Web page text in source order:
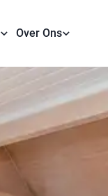
Over Ons